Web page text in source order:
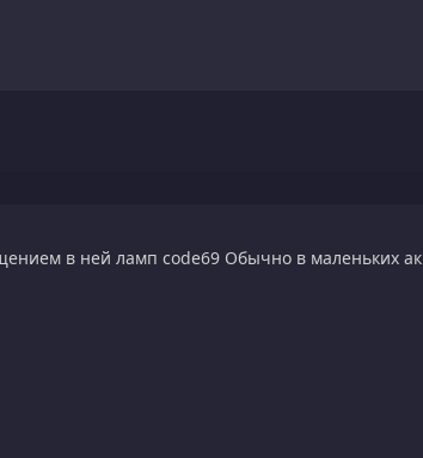
в ней ламп code69 Обычно в маленьких